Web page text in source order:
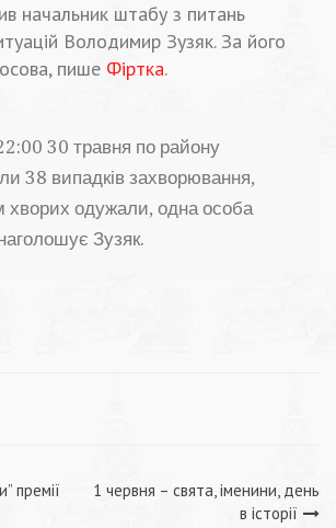
начальник штабу з питань
Володимир Зузяк. За його
пише Фіртка.
30 травня по району
38 випадків захворювання,
хворих одужали, одна особа
Зузяк.
премії
1 червня – свята, іменини, день
в історії